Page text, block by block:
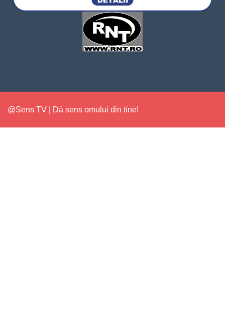
@Sens TV | Dă sens omului din tine!